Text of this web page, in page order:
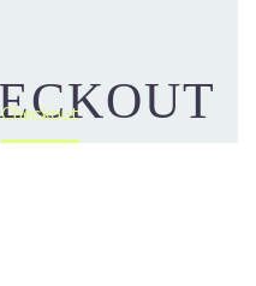
Checkout